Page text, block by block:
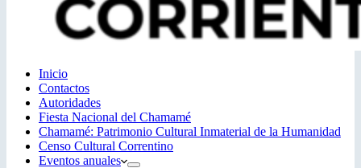
Inicio
Contactos
Autoridades
Fiesta Nacional del Chamamé
Chamamé: Patrimonio Cultural Inmaterial de la Humanidad
Censo Cultural Correntino
Eventos anuales